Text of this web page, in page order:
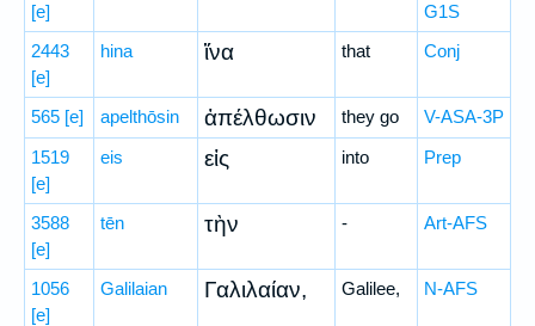
[e]
G1S
2443
[e]
hina ἵνα that Conj
565 [e] apelthōsin ἀπέλθωσιν they go
V-ASA-3P
1519
[e]
eis εἰς into Prep
3588
[e]
tēn τὴν - Art-AFS
1056
[e]
Galilaian Γαλιλαίαν, Galilee, N-AFS